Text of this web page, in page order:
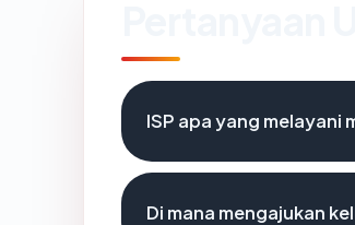
ISP apa yang
Di mana mengajukan